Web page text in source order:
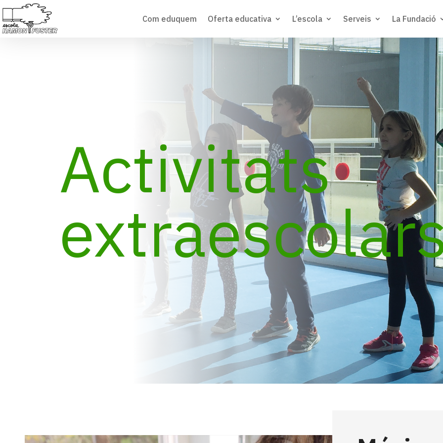
Com eduquem Oferta educativa L’escola Serveis La Fundació
Activitats